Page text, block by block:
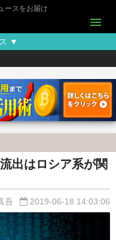
ースをお届け
menu
▼
出はロシア系が関
吾 2019-06-18 14:03:06